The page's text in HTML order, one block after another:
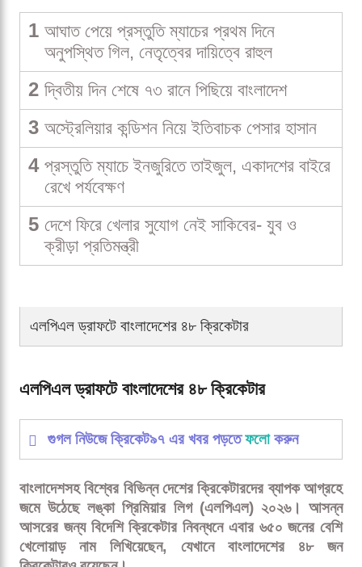
1 আঘাত পেয়ে প্রস্তুতি ম্যাচের প্রথম দিনে
অনুপস্থিত গিল, নেতৃত্বের দায়িত্বে রাহুল
2 দ্বিতীয় দিন শেষে ৭৩ রানে পিছিয়ে বাংলাদেশ
3 অস্ট্রেলিয়ার কন্ডিশন নিয়ে ইতিবাচক পেসার হাসান
4 প্রস্তুতি ম্যাচে ইনজুরিতে তাইজুল, একাদশের বাইরে
রেখে পর্যবেক্ষণ
5 দেশে ফিরে খেলার সুযোগ নেই সাকিবের- যুব ও
ক্রীড়া প্রতিমন্ত্রী
এলপিএল ড্রাফটে বাংলাদেশের ৪৮ ক্রিকেটার
এলপিএল ড্রাফটে বাংলাদেশের ৪৮ ক্রিকেটার